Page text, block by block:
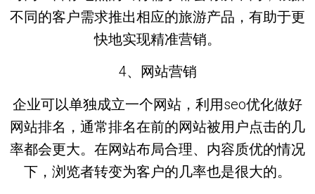
不同的客户需求推出相应的旅游产品，有助于更
快地实现精准营销。
4、网站营销
企业可以单独成立一个网站，利用seo优化做好
网站排名，通常排名在前的网站被用户点击的几
率都会更大。在网站布局合理、内容质优的情况
下，浏览者转变为客户的几率也是很大的。